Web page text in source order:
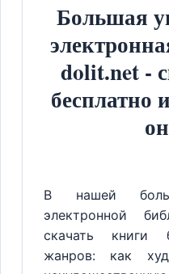
Большая
dolit.net -
бесплатно
В нашей
электронной
скачать книги
жанров: как